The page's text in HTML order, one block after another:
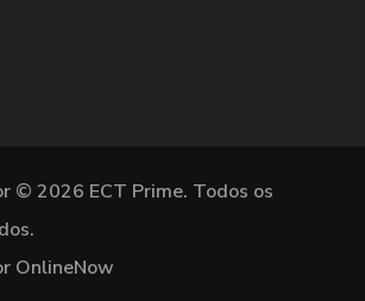
© 2026 ECT Prime. Todos os
OnlineNow